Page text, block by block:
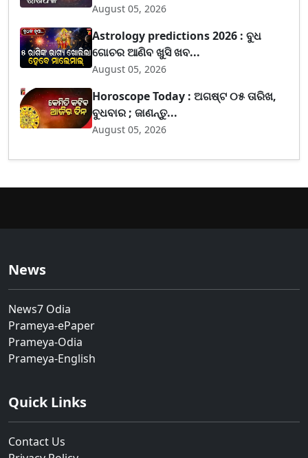
August 05, 2026
Astrology predictions 2026 : ବୁଧ
ଗୋଚର ଆଣିବ ଖୁସି ଖବ...
August 05, 2026
Horoscope Today : ଅଗଷ୍ଟ ୦୫ ତାରିଖ,
ବୁଧବାର ; ଜାଣନ୍ତୁ...
August 05, 2026
News
News7 Odia
Prameya-ePaper
Prameya-Odia
Prameya-English
Quick Links
Contact Us